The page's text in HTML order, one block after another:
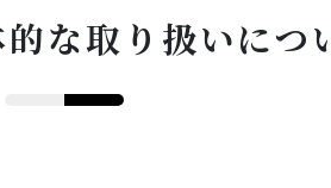
な取り扱いにつ